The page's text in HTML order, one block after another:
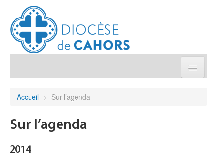
Accueil > Sur l’agenda
Sur l’agenda
2014